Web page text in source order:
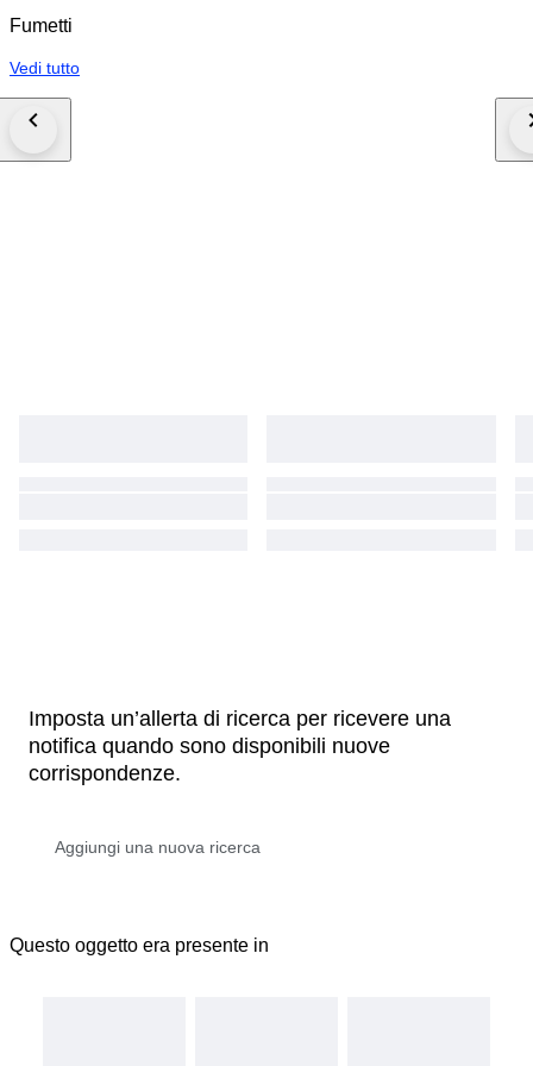
Fumetti
Vedi tutto
Imposta un’allerta di ricerca per ricevere una
notifica quando sono disponibili nuove
corrispondenze.
Questo oggetto era presente in